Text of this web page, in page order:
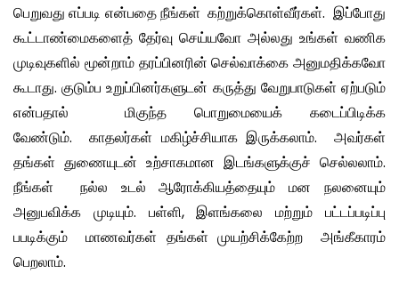
பெறுவது எப்படி என்பதை நீங்கள் கற்றுக்கொள்வீர்கள். இப்போது
கூட்டாண்மைகளைத் தேர்வு செய்யவோ அல்லது உங்கள் வணிக
முடிவுகளில் மூன்றாம் தரப்பினரின் செல்வாக்கை அனுமதிக்கவோ
கூடாது. குடும்ப உறுப்பினர்களுடன் கருத்து வேறுபாடுகள் ஏற்படும்
என்பதால் மிகுந்த பொறுமையைக் கடைப்பிடிக்க
வேண்டும். காதலர்கள் மகிழ்ச்சியாக இருக்கலாம். அவர்கள்
தங்கள் துணையுடன் உற்சாகமான இடங்களுக்குச் செல்லலாம்.
நீங்கள் நல்ல உடல் ஆரோக்கியத்தையும் மன நலனையும்
அனுபவிக்க முடியும். பள்ளி, இளங்கலை மற்றும் பட்டப்படிப்பு
பபடிக்கும் மாணவர்கள் தங்கள் முயற்சிக்கேற்ற அங்கீகாரம்
பெறலாம்.